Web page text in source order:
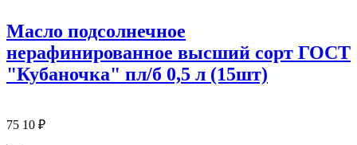
Масло подсолнечное
нерафинированное высший сорт ГОСТ
"Кубаночка" пл/б 0,5 л (15шт)
75 10 ₽